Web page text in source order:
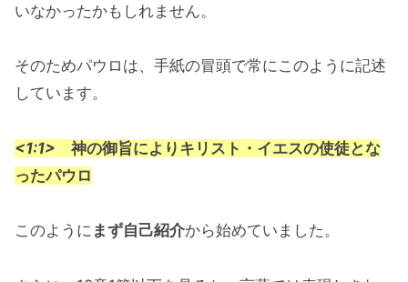
いなかったかもしれません。
そのためパウロは、手紙の冒頭で常にこのように記述
しています。
<1:1> 神の御旨によりキリスト・イエスの使徒とな
ったパウロ
このように まず自己紹介から始めていました。